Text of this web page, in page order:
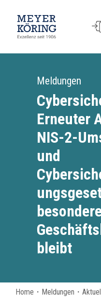
Meldungen
Erneuter
NIS-2-
und
bleibt
Home ・ Meldungen ・